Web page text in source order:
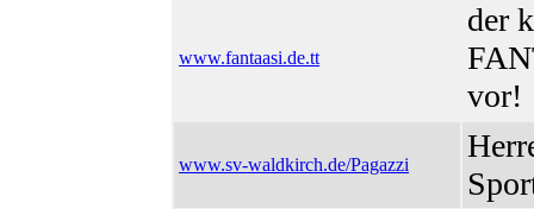
www.fantaasi.de.tt
der
vor!
www.sv-waldkirch.de/Pagazzi